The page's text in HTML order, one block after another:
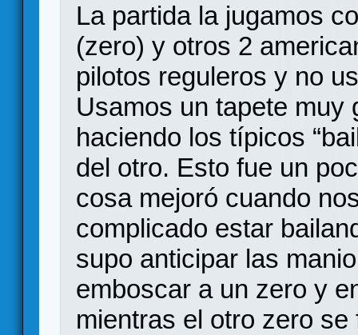
La partida la jugamos
(zero) y otros 2
pilotos reguleros y no
Usamos un tapete muy
haciendo los típicos
del otro. Esto fue un
cosa mejoró cuando
complicado estar
supo anticipar las
emboscar a un zero y
mientras el otro zero